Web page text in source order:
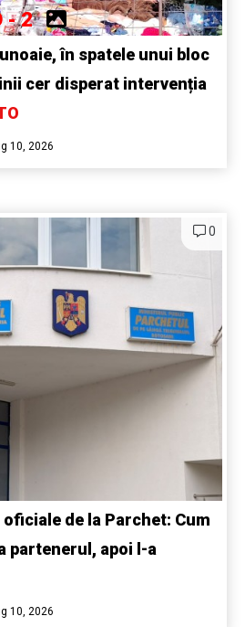
- 2
în spatele unui bloc
cer disperat intervenția
10, 2026
0
de la Parchet: Cum
partenerul, apoi l-a
10, 2026